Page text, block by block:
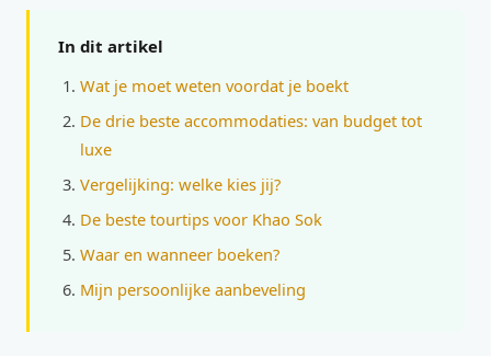
In dit artikel
Wat je moet weten voordat je boekt
De drie beste accommodaties: van budget tot
luxe
Vergelijking: welke kies jij?
De beste tourtips voor Khao Sok
Waar en wanneer boeken?
Mijn persoonlijke aanbeveling